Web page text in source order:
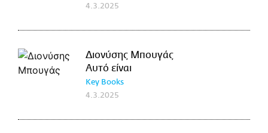
4.3.2025
Διονύσης Μπουγάς
Αυτό είναι
Key Books
4.3.2025